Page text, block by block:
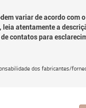
variar de acordo com
atentamente a
contatos para
dos fabricantes/